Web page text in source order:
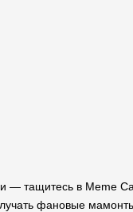
тащитесь в Meme
фановые